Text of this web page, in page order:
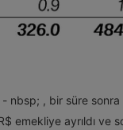
- nbsp; , bir süre sonra
emekliye ayrıldı ve